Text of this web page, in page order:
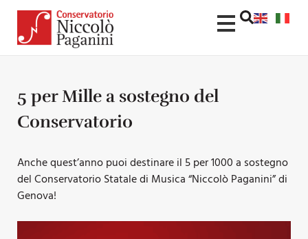
5 per Mille a sostegno del
Conservatorio
Anche quest’anno puoi destinare il 5 per 1000 a sostegno
del Conservatorio Statale di Musica “Niccolò Paganini” di
Genova!